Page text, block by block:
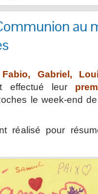
au
Gabriel,
effectué leur
le week-end
réalisé pour